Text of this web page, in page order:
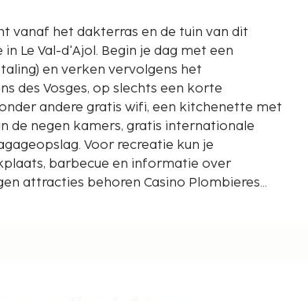
vanaf het dakterras en de tuin van dit
Le Val-d'Ajol. Begin je dag met een
en verken vervolgens het
des Vosges, op slechts een korte
andere gratis wifi, een kitchenette met
de negen kamers, gratis internationale
Voor recreatie kun je
barbecue en informatie over
attracties behoren Casino Plombieres